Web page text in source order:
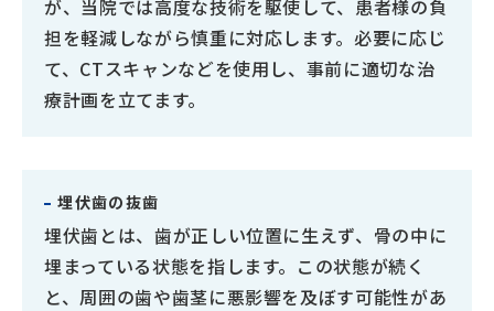
が、当院では高度な技術を駆使して、患者様の負
担を軽減しながら慎重に対応します。必要に応じ
て、CTスキャンなどを使用し、事前に適切な治
療計画を立てます。
埋伏歯の抜歯
埋伏歯とは、歯が正しい位置に生えず、骨の中に
埋まっている状態を指します。この状態が続く
と、周囲の歯や歯茎に悪影響を及ぼす可能性があ